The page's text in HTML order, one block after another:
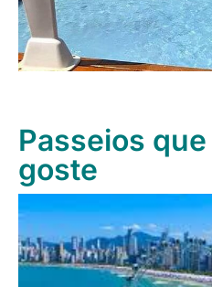
Passeios
goste